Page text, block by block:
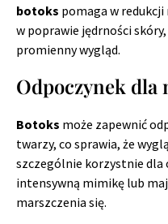
botoks pomaga w
w poprawie jędrności
promienny wygląd.
Odpoczynek dla
Botoks może zapewnić
twarzy, co sprawia, że
szczególnie korzystnie
intensywną mimikę lub
marszczenia się.